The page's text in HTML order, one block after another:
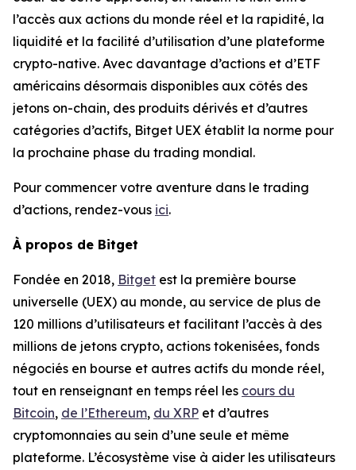
l’accès aux actions du monde réel et la rapidité, la
liquidité et la facilité d’utilisation d’une plateforme
crypto-native. Avec davantage d’actions et d’ETF
américains désormais disponibles aux côtés des
jetons on-chain, des produits dérivés et d’autres
catégories d’actifs, Bitget UEX établit la norme pour
la prochaine phase du trading mondial.
Pour commencer votre aventure dans le trading
d’actions, rendez-vous ici.
À propos de Bitget
Fondée en 2018, Bitget est la première bourse
universelle (UEX) au monde, au service de plus de
120 millions d’utilisateurs et facilitant l’accès à des
millions de jetons crypto, actions tokenisées, fonds
négociés en bourse et autres actifs du monde réel,
tout en renseignant en temps réel les cours du
Bitcoin, de l’Ethereum, du XRP et d’autres
cryptomonnaies au sein d’une seule et même
plateforme. L’écosystème vise à aider les utilisateurs